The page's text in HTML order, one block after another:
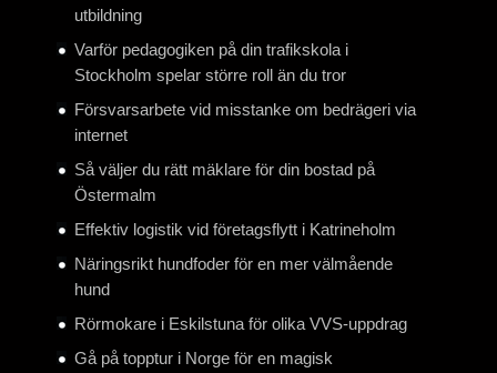
utbildning
Varför pedagogiken på din trafikskola i
Stockholm spelar större roll än du tror
Försvarsarbete vid misstanke om bedrägeri via
internet
Så väljer du rätt mäklare för din bostad på
Östermalm
Effektiv logistik vid företagsflytt i Katrineholm
Näringsrikt hundfoder för en mer välmående
hund
Rörmokare i Eskilstuna för olika VVS-uppdrag
Gå på topptur i Norge för en magisk